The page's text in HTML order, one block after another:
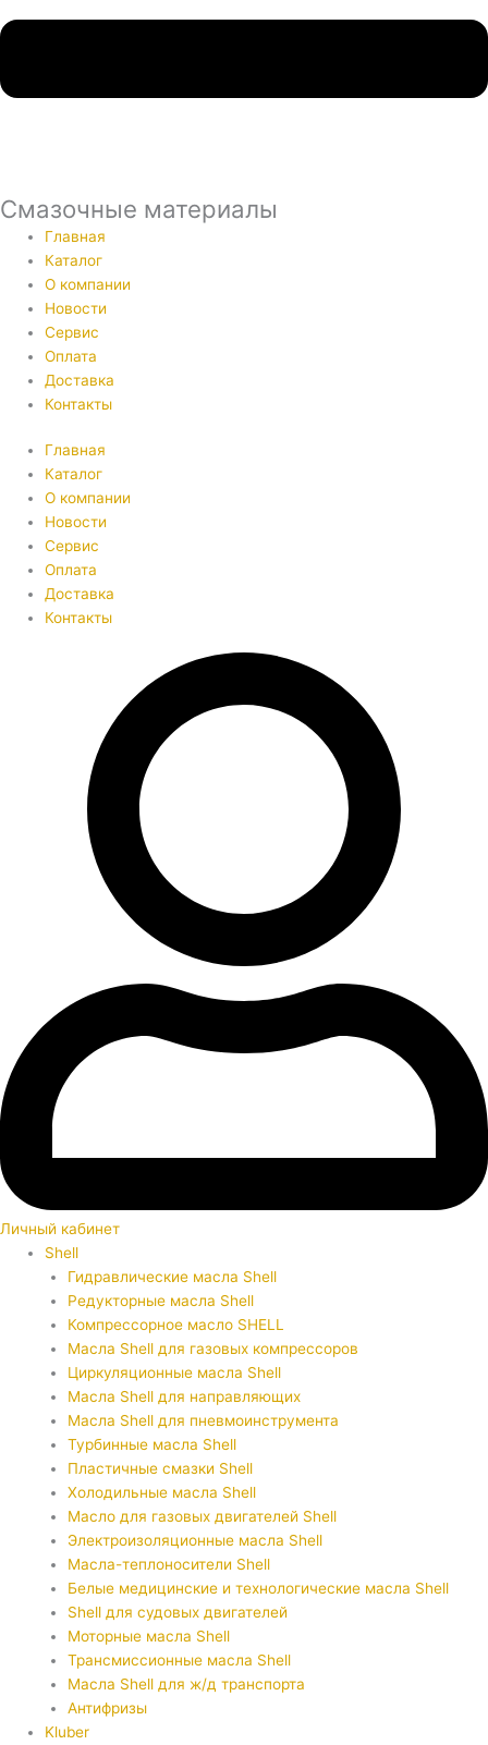
Смазочные материалы
Главная
Каталог
О компании
Новости
Сервис
Оплата
Доставка
Контакты
Главная
Каталог
О компании
Новости
Сервис
Оплата
Доставка
Контакты
Личный кабинет
Shell
Гидравлические масла Shell
Редукторные масла Shell
Компрессорное масло SHELL
Масла Shell для газовых компрессоров
Циркуляционные масла Shell
Масла Shell для направляющих
Масла Shell для пневмоинструмента
Турбинные масла Shell
Пластичные смазки Shell
Холодильные масла Shell
Масло для газовых двигателей Shell
Электроизоляционные масла Shell
Масла-теплоносители Shell
Белые медицинские и технологические масла Shell
Shell для судовых двигателей
Моторные масла Shell
Трансмиссионные масла Shell
Масла Shell для ж/д транспорта
Антифризы
Kluber